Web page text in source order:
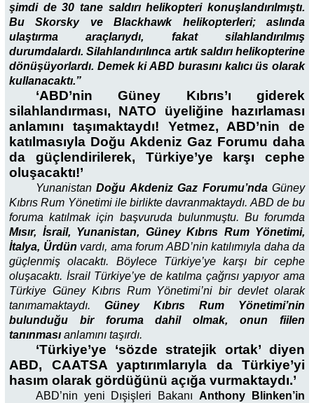
şimdi de 30 tane saldırı helikopteri konuşlandırılmıştı.
Bu Skorsky ve Blackhawk helikopterleri; aslında
ulaştırma araçlarıydı, fakat silahlandırılmış
durumdalardı. Silahlandırılınca artık saldırı helikopterine
dönüşüyorlardı. Demek ki ABD burasını kalıcı üs olarak
kullanacaktı.”
‘ABD’nin Güney Kıbrıs’ı giderek
silahlandırması, NATO üyeliğine hazırlaması
anlamını taşımaktaydı! Yetmez, ABD’nin de
katılmasıyla Doğu Akdeniz Gaz Forumu daha
da güçlendirilerek, Türkiye’ye karşı cephe
oluşacaktı!’
YunanistanDoğu Akdeniz Gaz Forumu’ndaGüney
Kıbrıs Rum Yönetimi ile birlikte davranmaktaydı. ABD de bu
foruma katılmak için başvuruda bulunmuştu. Bu forumda
Mısır, İsrail, Yunanistan, Güney Kıbrıs Rum Yönetimi,
İtalya, Ürdün vardı, ama forum ABD’nin katılımıyla daha da
güçlenmiş olacaktı. Böylece Türkiye’ye karşı bir cephe
oluşacaktı. İsrail Türkiye’ye de katılma çağrısı yapıyor ama
Türkiye Güney Kıbrıs Rum Yönetimi’ni bir devlet olarak
tanımamaktaydı. Güney Kıbrıs Rum Yönetimi’nin
bulunduğu bir foruma dahil olmak, onun fiilen
tanınması anlamını taşırdı.
‘Türkiye’ye ‘sözde stratejik ortak’ diyen
ABD, CAATSA yaptırımlarıyla da Türkiye’yi
hasım olarak gördüğünü açığa vurmaktaydı.’
ABD’nin yeni Dışişleri BakanıAnthony Blinken’in